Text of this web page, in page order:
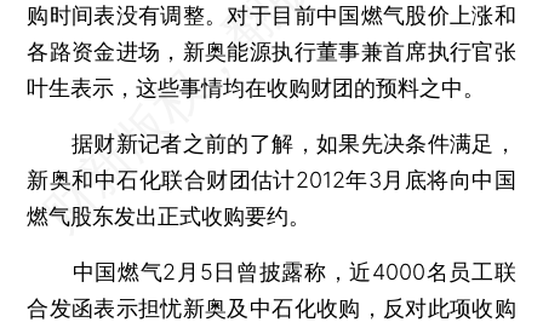
购时间表没有调整。对于目前中国燃气股价上涨和
各路资金进场，新奥能源执行董事兼首席执行官张
叶生表示，这些事情均在收购财团的预料之中。
据财新记者之前的了解，如果先决条件满足，
新奥和中石化联合财团估计2012年3月底将向中国
燃气股东发出正式收购要约。
中国燃气2月5日曾披露称，近4000名员工联
合发函表示担忧新奥及中石化收购，反对此项收购